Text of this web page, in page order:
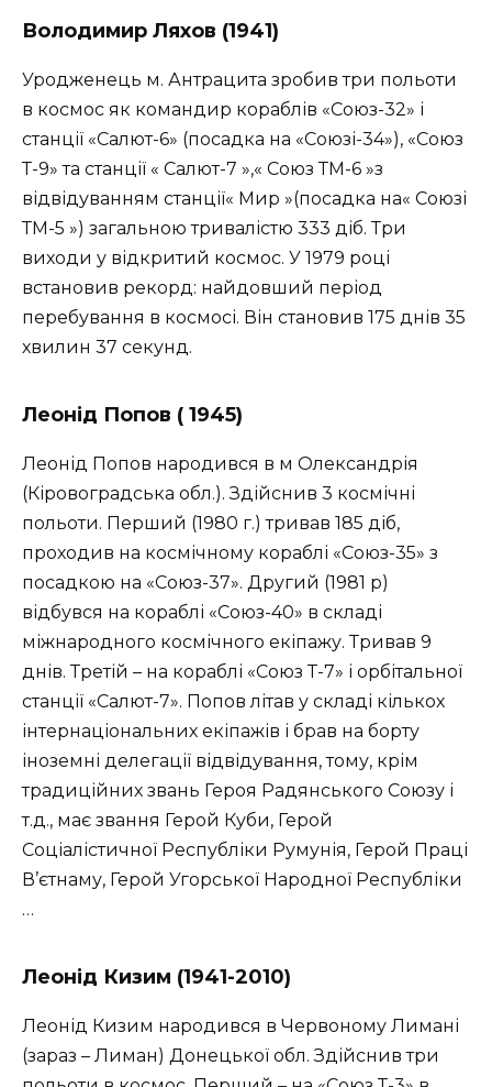
Володимир Ляхов (1941)
Уродженець м. Антрацита зробив три польоти
в космос як командир кораблів «Союз-32» і
станції «Салют-6» (посадка на «Союзі-34»), «Союз
Т-9» та станції « Салют-7 »,« Союз ТМ-6 »з
відвідуванням станції« Мир »(посадка на« Союзі
ТМ-5 ») загальною тривалістю 333 діб. Три
виходи у відкритий космос. У 1979 році
встановив рекорд: найдовший період
перебування в космосі. Він становив 175 днів 35
хвилин 37 секунд.
Леонід Попов ( 1945)
Леонід Попов народився в м Олександрія
(Кіровоградська обл.). Здійснив 3 космічні
польоти. Перший (1980 г.) тривав 185 діб,
проходив на космічному кораблі «Союз-35» з
посадкою на «Союз-37». Другий (1981 р)
відбувся на кораблі «Союз-40» в складі
міжнародного космічного екіпажу. Тривав 9
днів. Третій – на кораблі «Союз Т-7» і орбітальної
станції «Салют-7». Попов літав у складі кількох
інтернаціональних екіпажів і брав на борту
іноземні делегації відвідування, тому, крім
традиційних звань Героя Радянського Союзу і
т.д., має звання Герой Куби, Герой
Соціалістичної Республіки Румунія, Герой Праці
В’єтнаму, Герой Угорської Народної Республіки
…
Леонід Кизим (1941-2010)
Леонід Кизим народився в Червоному Лимані
(зараз – Лиман) Донецької обл. Здійснив три